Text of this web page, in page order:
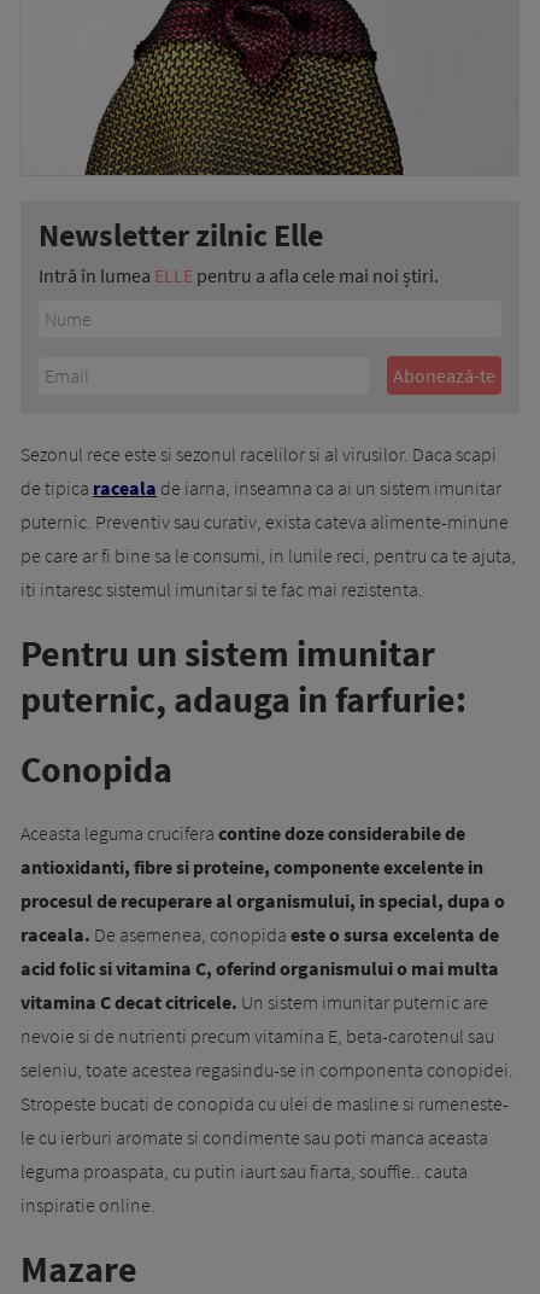
Newsletter zilnic Elle
Intră în lumea ELLE pentru a afla cele mai noi știri.
Sezonul rece este si sezonul racelilor si al virusilor. Daca scapi
de tipica raceala de iarna, inseamna ca ai un sistem imunitar
puternic. Preventiv sau curativ, exista cateva alimente-minune
pe care ar fi bine sa le consumi, in lunile reci, pentru ca te ajuta,
iti intaresc sistemul imunitar si te fac mai rezistenta.
Pentru un sistem imunitar
puternic, adauga in farfurie:
Conopida
Aceasta leguma crucifera contine doze considerabile de
antioxidanti, fibre si proteine, componente excelente in
procesul de recuperare al organismului, in special, dupa o
raceala. De asemenea, conopida este o sursa excelenta de
acid folic si vitamina C, oferind organismului o mai multa
vitamina C decat citricele. Un sistem imunitar puternic are
nevoie si de nutrienti precum vitamina E, beta-carotenul sau
seleniu, toate acestea regasindu-se in componenta conopidei.
Stropeste bucati de conopida cu ulei de masline si rumeneste-
le cu ierburi aromate si condimente sau poti manca aceasta
leguma proaspata, cu putin iaurt sau fiarta, souffle.. cauta
inspiratie online.
Mazare